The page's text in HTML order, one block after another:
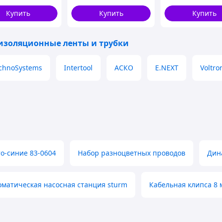
Купить Купить
покриттямКупить
ленты и трубки
Intertool АСКО E.NEXT
синие 83-0604 Набор разноцветных проводов
насосная станция sturm Кабельная клипса 8